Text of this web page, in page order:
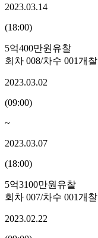
2023.03.14
(18:00)
5억400만원 유찰
회차 008/차수 001개찰
2023.03.02
(09:00)
~
2023.03.07
(18:00)
5억3100만원 유찰
회차 007/차수 001개찰
2023.02.22